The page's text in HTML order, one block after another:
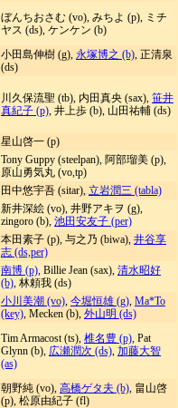
ぼんちおさむ (vo), みちよ (p), ミチ
ヤス (ds), ケンケン (b)
小田島伸樹 (g), 永塚博之 (b), 正清泉
(ds)
川久保流聖 (tb), 内田真央 (sax), 笹井
真紀子 (p), 井上歩 (b), 山田祐輔 (ds)
星山啓一 (p)
Tony Guppy (steelpan), 阿部瑠美 (p),
原山勇気丸 (vo,tp)
田中悠宇吾 (sitar), 立岩潤三 (tabla)
新井深絵 (vo), 井野アキヲ (g),
zingoro (b), 池田安友子 (per)
本田素子 (p), 与之乃 (biwa), 井谷享
志 (ds,per)
南博 (p), Billie Jean (sax), 清水昭好
(b), 林頼我 (ds)
小川美潮 (vo), 今堀恒雄 (g), Ma*To
(key), Mecken (b), 外山明 (ds)
Tim Armacost (ts), 椎名豊 (p), Pat
Glynn (b), 広瀬潤次 (ds), 加藤大智
(as)
朝野純 (vo), 高橋ゲタ夫 (b), 畠山啓
(p), 松原由紀子 (fl)